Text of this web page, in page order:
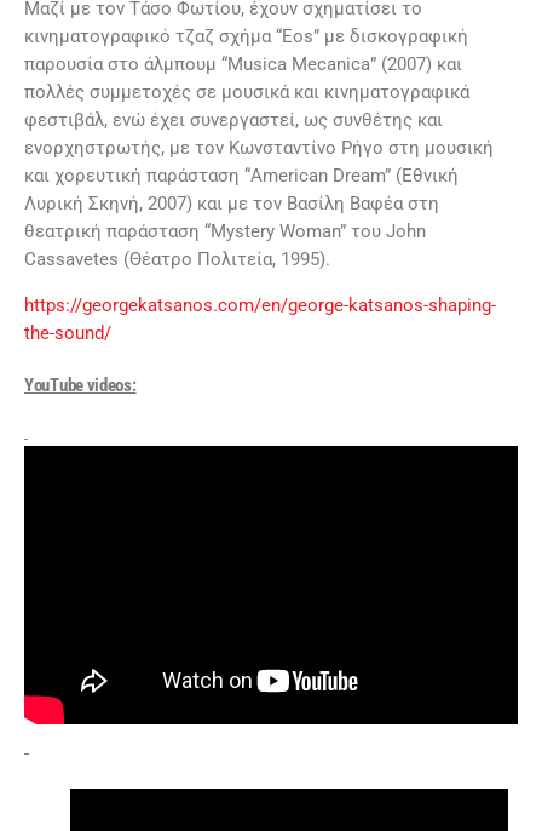
Μαζί με τον Τάσο Φωτίου, έχουν σχηματίσει το
κινηματογραφικό τζαζ σχήμα “Eos” με δισκογραφική
παρουσία στο άλμπουμ “Musica Mecanica” (2007) και
πολλές συμμετοχές σε μουσικά και κινηματογραφικά
φεστιβάλ, ενώ έχει συνεργαστεί, ως συνθέτης και
ενορχηστρωτής, με τον Κωνσταντίνο Ρήγο στη μουσική
και χορευτική παράσταση “American Dream” (Εθνική
Λυρική Σκηνή, 2007) και με τον Βασίλη Βαφέα στη
θεατρική παράσταση “Mystery Woman” του John
Cassavetes (Θέατρο Πολιτεία, 1995).
https://georgekatsanos.com/en/george-katsanos-shaping-
the-sound/
YouTube videos: